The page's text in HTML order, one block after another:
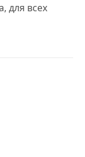
для всех